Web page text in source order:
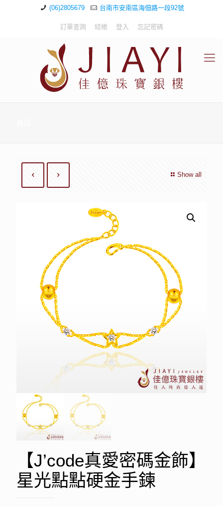
(06)2805679 台南市安南區海佃路一段92號
訂單查詢 結帳 登入 忘記密碼
Show all
【J’code真愛密碼金飾】
星光點點硬金手鍊